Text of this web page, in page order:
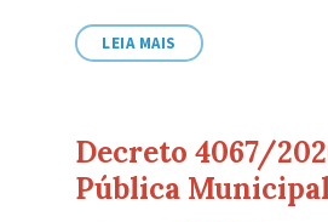
LEIA MAIS
Decreto 4067/
Pública